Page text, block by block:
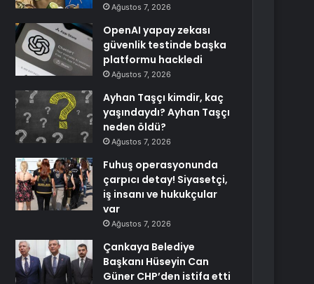
Ağustos 7, 2026
OpenAI yapay zekası
güvenlik testinde başka
platformu hackledi
Ağustos 7, 2026
Ayhan Taşçı kimdir, kaç
yaşındaydı? Ayhan Taşçı
neden öldü?
Ağustos 7, 2026
Fuhuş operasyonunda
çarpıcı detay! Siyasetçi,
iş insanı ve hukukçular
var
Ağustos 7, 2026
Çankaya Belediye
Başkanı Hüseyin Can
Güner CHP’den istifa etti